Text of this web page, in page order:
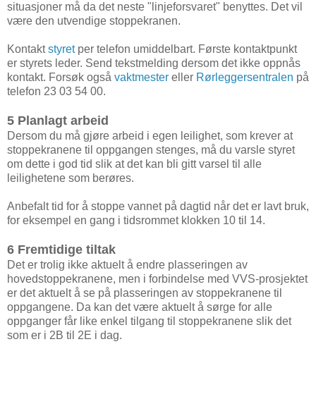
situasjoner må da det neste "linjeforsvaret" benyttes. Det vil
være den utvendige stoppekranen.
Kontaktstyretper telefon umiddelbart. Første kontaktpunkt
er styrets leder. Send tekstmelding dersom det ikke oppnås
kontakt. Forsøk også vaktmester eller Rørleggersentralen på
telefon 23 03 54 00.
5 Planlagt arbeid
Dersom du må gjøre arbeid i egen leilighet, som krever at
stoppekranene til oppgangen stenges, må du varsle styret
om dette i god tid slik at det kan bli gitt varsel til alle
leilighetene som berøres.
Anbefalt tid for å stoppe vannet på dagtid når det er lavt bruk,
for eksempel en gang i tidsrommet klokken 10 til 14.
6 Fremtidige tiltak
Det er trolig ikke aktuelt å endre plasseringen av
hovedstoppekranene, men i forbindelse med VVS-prosjektet
er det aktuelt å se på plasseringen av stoppekranene til
oppgangene. Da kan det være aktuelt å sørge for alle
oppganger får like enkel tilgang til stoppekranene slik det
som er i 2B til 2E i dag.